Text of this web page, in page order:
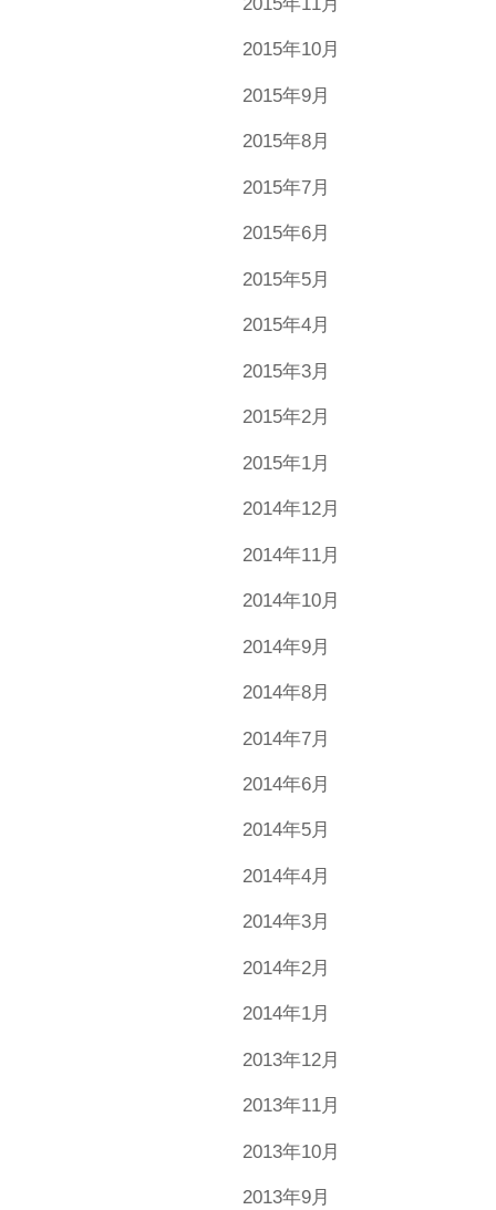
2015年10月
2015年9月
2015年8月
2015年7月
2015年6月
2015年5月
2015年4月
2015年3月
2015年2月
2015年1月
2014年12月
2014年11月
2014年10月
2014年9月
2014年8月
2014年7月
2014年6月
2014年5月
2014年4月
2014年3月
2014年2月
2014年1月
2013年12月
2013年11月
2013年10月
2013年9月